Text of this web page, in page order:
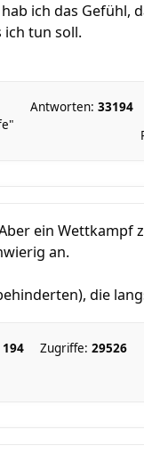
ich das Gefühl,
ich tun soll.
Antworten: 33194
ein Wettkampf
an.
die
194 Zugriffe: 29526